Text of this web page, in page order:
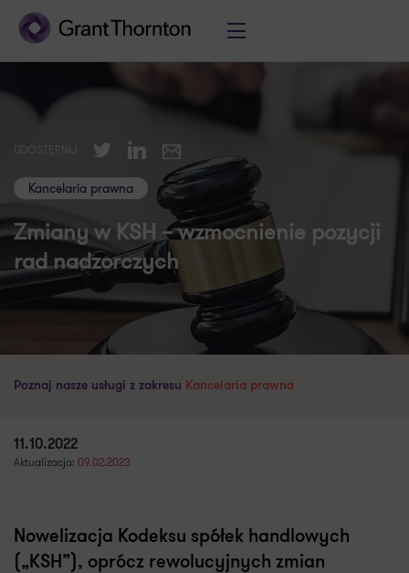
UDOSTĘPNIJ TwitterLinkedIn
E-mail
Kancelaria prawna
Zmiany w KSH – wzmocnienie pozycji
rad nadzorczych
Poznaj nasze usługi z zakresu Kancelaria prawna
11.10.2022
Aktualizacja: 09.02.2023
Nowelizacja Kodeksu spółek handlowych
(„KSH”), oprócz rewolucyjnych zmian